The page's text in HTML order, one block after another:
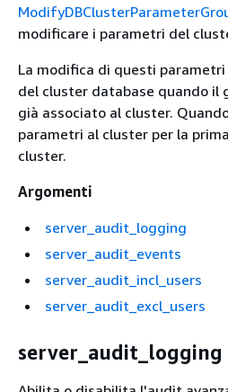
modificare i parametri del
La modifica di questi
del cluster database quando il
già associato al cluster.
parametri al cluster per la
cluster.
Argomenti
server_audit_logging
server_audit_events
server_audit_incl_users
server_audit_excl_users
server_audit_logging